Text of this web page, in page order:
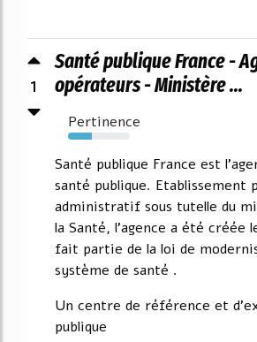
1
Santé publique France -
opérateurs - Ministère ...
Pertinence
38%
Santé publique France est
santé publique. Etablissement
administratif sous tutelle du
la Santé, l'agence a été créée
fait partie de la loi de
système de santé .
Un centre de référence et
publique